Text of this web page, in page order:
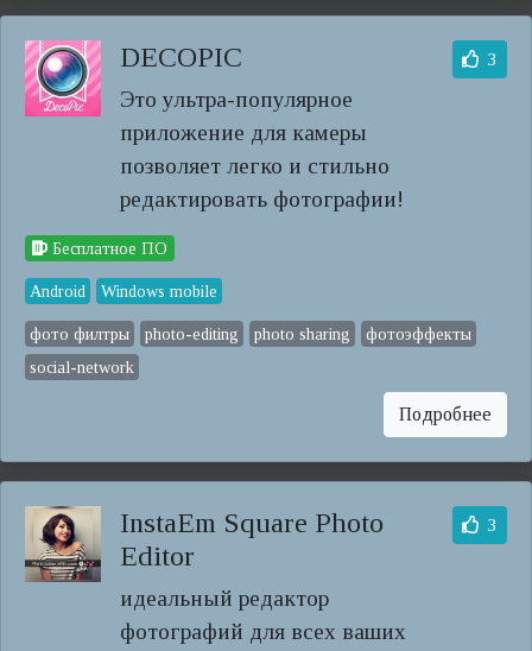
DECOPIC
Это ультра-популярное
приложение для камеры
позволяет легко и стильно
редактировать фотографии!
3
Бесплатное ПО
Android Windows mobile
фото филтры photo-editing photo sharing
фотоэффекты
social-network
Подробнее
InstaEm Square Photo
Editor
идеальный редактор
фотографий для всех ваших
3